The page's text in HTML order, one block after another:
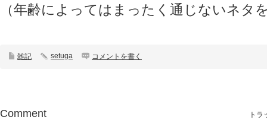
（年齢によってはまったく通じないネタ
雑記 setuga コメントを書く
Comment トラ